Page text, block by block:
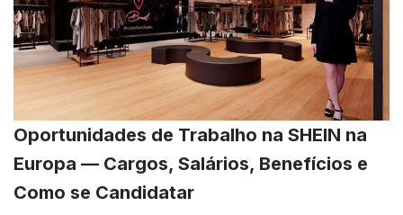
Oportunidades de Trabalho na SHEIN na
Europa — Cargos, Salários, Benefícios e
Como se Candidatar